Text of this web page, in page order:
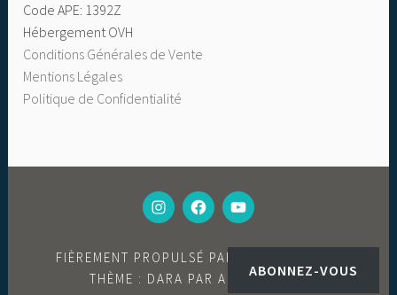
Code APE: 1392Z
Hébergement OVH
Conditions Générales de Vente
Mentions Légales
Politique de Confidentialité
MON
INSTAGRAM
FACEBOOK
CHAINE
YOUTUBE
FIÈREMENT PROPULSÉ PAR WORDPRESS
THÈME : DARA PAR AUTOMATTIC.
ABONNEZ-VOUS